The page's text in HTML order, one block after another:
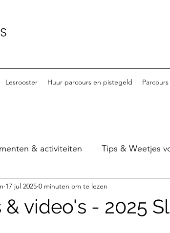
Lesrooster Huur parcours en pistegeld
& activiteiten Tips & Weetjes
Tornooi van Haspengouw - 2023
& video's - 2025
17 jul 2025 0 minuten om te lezen